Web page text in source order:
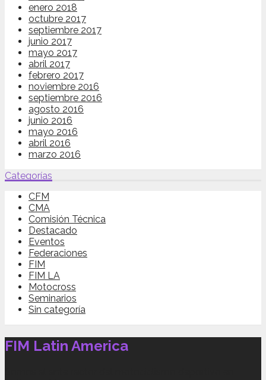
enero 2018
octubre 2017
septiembre 2017
junio 2017
mayo 2017
abril 2017
febrero 2017
noviembre 2016
septiembre 2016
agosto 2016
junio 2016
mayo 2016
abril 2016
marzo 2016
Categorías
CFM
CMA
Comisión Técnica
Destacado
Eventos
Federaciones
FIM
FIM LA
Motocross
Seminarios
Sin categoría
FIM Latin America